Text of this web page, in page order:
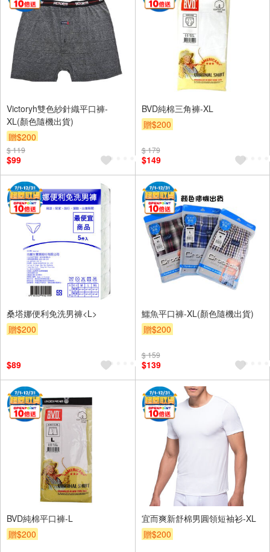
Victoryh雙色紗針織平口褲-
XL(顏色隨機出貨)
贈$200
$ 119
$99
BVD純棉三角褲-XL
贈$200
$ 179
$149
桑塔娜便利免洗男褲<L>
贈$200
$89
鱷魚平口褲-XL(顏色隨機出貨)
贈$200
$ 159
$139
BVD純棉平口褲-L
贈$200
宜而爽新舒棉男圓領短袖衫-XL
贈$200